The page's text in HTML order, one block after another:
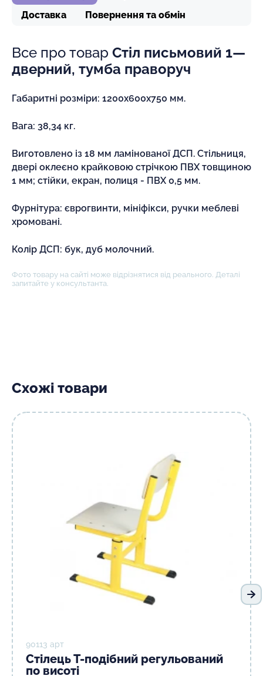
Доставка
Повернення та обмін
Все про товар Стіл письмовий 1—
дверний, тумба праворуч
Габаритні розміри: 1200х600х750 мм.
Вага: 38,34 кг.
Виготовлено із 18 мм ламінованої ДСП. Стільниця,
двері оклеєно крайковою стрічкою ПВХ товщиною
1 мм; стійки, екран, полиця - ПВХ 0,5 мм.
Фурнітура: єврогвинти, мініфікси, ручки меблеві
хромовані.
Колір ДСП: бук, дуб молочний.
Фото товару на сайті може відрізнятися від реального. Деталі
запитайте у консультанта.
Схожі товари
90113 арт
Стілець Т-подібний регульований
по висоті